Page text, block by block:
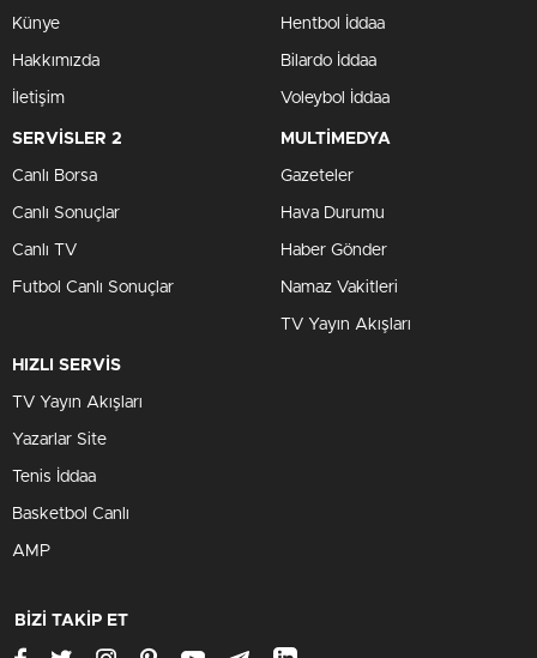
Künye
Hakkımızda
İletişim
Hentbol İddaa
Bilardo İddaa
Voleybol İddaa
SERVİSLER 2
Canlı Borsa
Canlı Sonuçlar
Canlı TV
Futbol Canlı Sonuçlar
MULTİMEDYA
Gazeteler
Hava Durumu
Haber Gönder
Namaz Vakitleri
TV Yayın Akışları
HIZLI SERVİS
TV Yayın Akışları
Yazarlar Site
Tenis İddaa
Basketbol Canlı
AMP
BİZİ TAKİP ET